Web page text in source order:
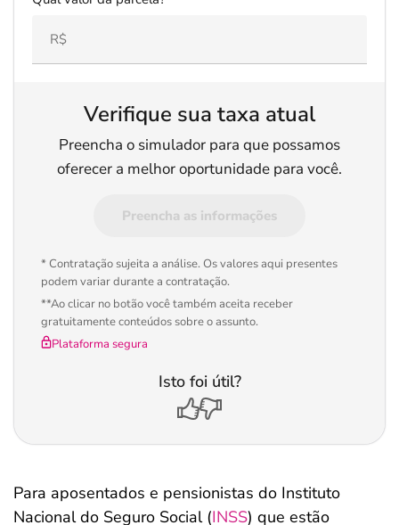
Verifique sua taxa atual
Preencha o simulador para que possamos
oferecer a melhor oportunidade para você.
Preencha as informações
* Contratação sujeita a análise. Os valores aqui presentes
podem variar durante a contratação.
**Ao clicar no botão você também aceita receber
gratuitamente conteúdos sobre o assunto.
Plataforma segura
Isto foi útil?
Para aposentados e pensionistas do Instituto
Nacional do Seguro Social (INSS) que estão